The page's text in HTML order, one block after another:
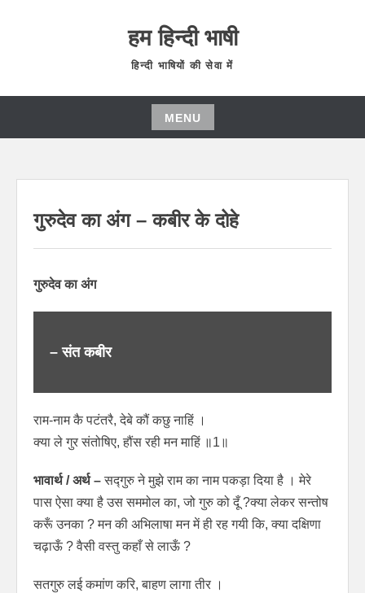
हम हिन्दी भाषी
हिन्दी भाषियों की सेवा में
MENU
गुरुदेव का अंग – कबीर के दोहे
गुरुदेव का अंग
– संत कबीर
राम-नाम कै पटंतरै, देबे कौं कछु नाहिं ।
क्या ले गुर संतोषिए, हौंस रही मन माहिं ॥1॥
भावार्थ / अर्थ –सद्गुरु ने मुझे राम का नाम पकड़ा दिया है । मेरे
पास ऐसा क्या है उस सममोल का, जो गुरु को दूँ ?क्या लेकर सन्तोष
करूँ उनका ? मन की अभिलाषा मन में ही रह गयी कि, क्या दक्षिणा
चढ़ाऊँ ? वैसी वस्तु कहाँ से लाऊँ ?
सतगुरु लई कमांण करि, बाहण लागा तीर ।